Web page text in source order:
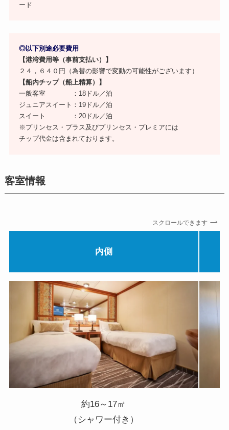
ード
◎以下別途必要費用
【港湾費用等（事前支払い）】
２４，６４０円（為替の影響で変動の可能性がございます）
【船内チップ（船上精算）】
一般客室 ：18ドル／泊
ジュニアスイート：19ドル／泊
スイート ：20ドル／泊
※プリンセス・プラス及びプリンセス・プレミアには
チップ代金は含まれております。
客室情報
スクロールできます
内側
約16～17㎡
（シャワー付き）